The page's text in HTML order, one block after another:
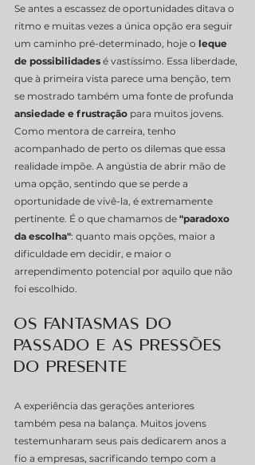
Se antes a escassez de oportunidades ditava o
ritmo e muitas vezes a única opção era seguir
um caminho pré-determinado, hoje o leque
de possibilidades é vastíssimo. Essa liberdade,
que à primeira vista parece uma benção, tem
se mostrado também uma fonte de profunda
ansiedade e frustração para muitos jovens.
Como mentora de carreira, tenho
acompanhado de perto os dilemas que essa
realidade impõe. A angústia de abrir mão de
uma opção, sentindo que se perde a
oportunidade de vivê-la, é extremamente
pertinente. É o que chamamos de "paradoxo
da escolha": quanto mais opções, maior a
dificuldade em decidir, e maior o
arrependimento potencial por aquilo que não
foi escolhido.
Os Fantasmas do
Passado e as Pressões
do Presente
A experiência das gerações anteriores
também pesa na balança. Muitos jovens
testemunharam seus pais dedicarem anos a
fio a empresas, sacrificando tempo com a